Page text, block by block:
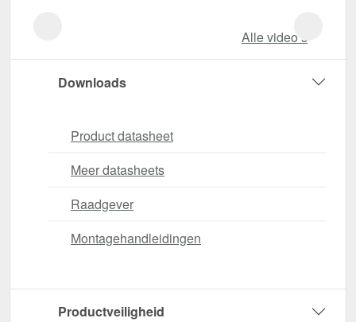
Alle video‘s
Downloads
Product datasheet
Meer datasheets
Raadgever
Montagehandleidingen
Productveiligheid